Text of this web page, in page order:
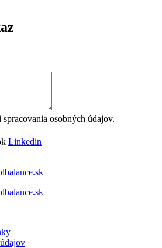
spracovania osobných údajov.
Linkedin